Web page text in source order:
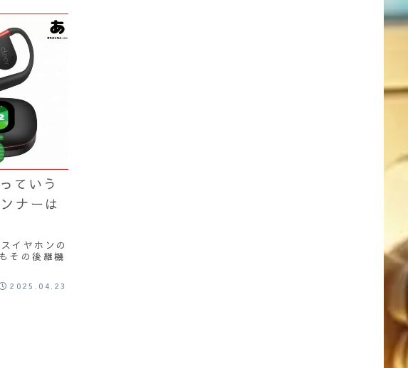
ていう
ナーは
イヤホンの
その後継機
2025.04.23